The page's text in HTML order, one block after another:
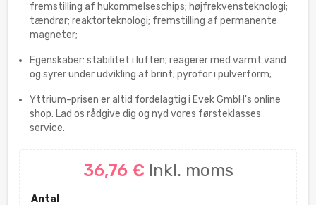
fremstilling af hukommelseschips; højfrekvensteknologi;
tændrør; reaktorteknologi; fremstilling af permanente
magneter;
Egenskaber: stabilitet i luften; reagerer med varmt vand
og syrer under udvikling af brint; pyrofor i pulverform;
Yttrium-prisen er altid fordelagtig i Evek GmbH's online
shop. Lad os rådgive dig og nyd vores førsteklasses
service.
36,76 € Inkl. moms
Antal